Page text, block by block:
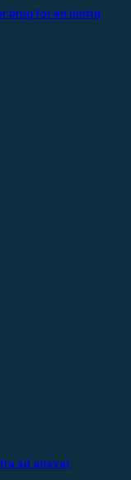
brug for en hurtig
sit ansvar